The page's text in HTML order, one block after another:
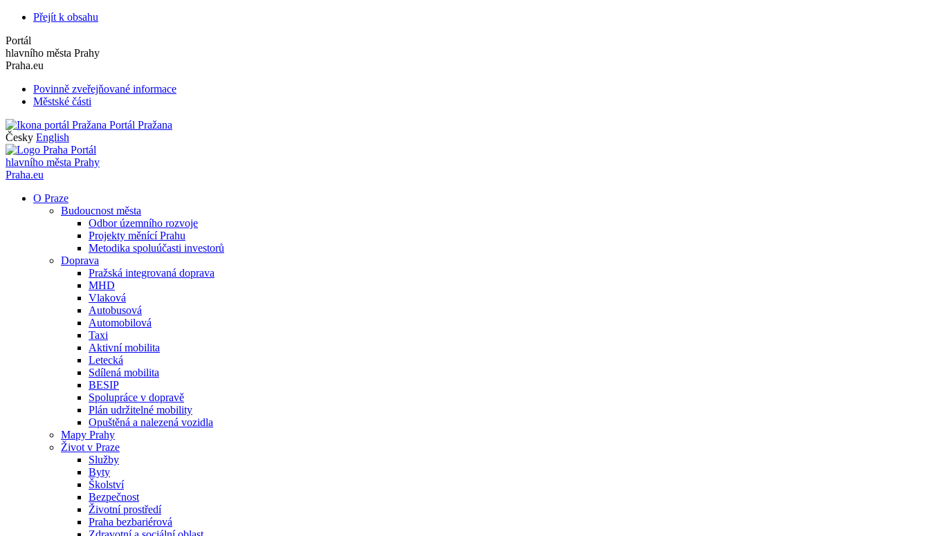
Přejít k obsahu
Portál
hlavního města Prahy
Praha.eu
Povinně zveřejňované informace
Městské části
Portál Pražana
Česky English
Portál
hlavního města Prahy
Praha.eu
O Praze
Budoucnost města
Odbor územního rozvoje
Projekty měnící Prahu
Metodika spoluúčasti investorů
Doprava
Pražská integrovaná doprava
MHD
Vlaková
Autobusová
Automobilová
Taxi
Aktivní mobilita
Letecká
Sdílená mobilita
BESIP
Spolupráce v dopravě
Plán udržitelné mobility
Opuštěná a nalezená vozidla
Mapy Prahy
Život v Praze
Služby
Byty
Školství
Bezpečnost
Životní prostředí
Praha bezbariérová